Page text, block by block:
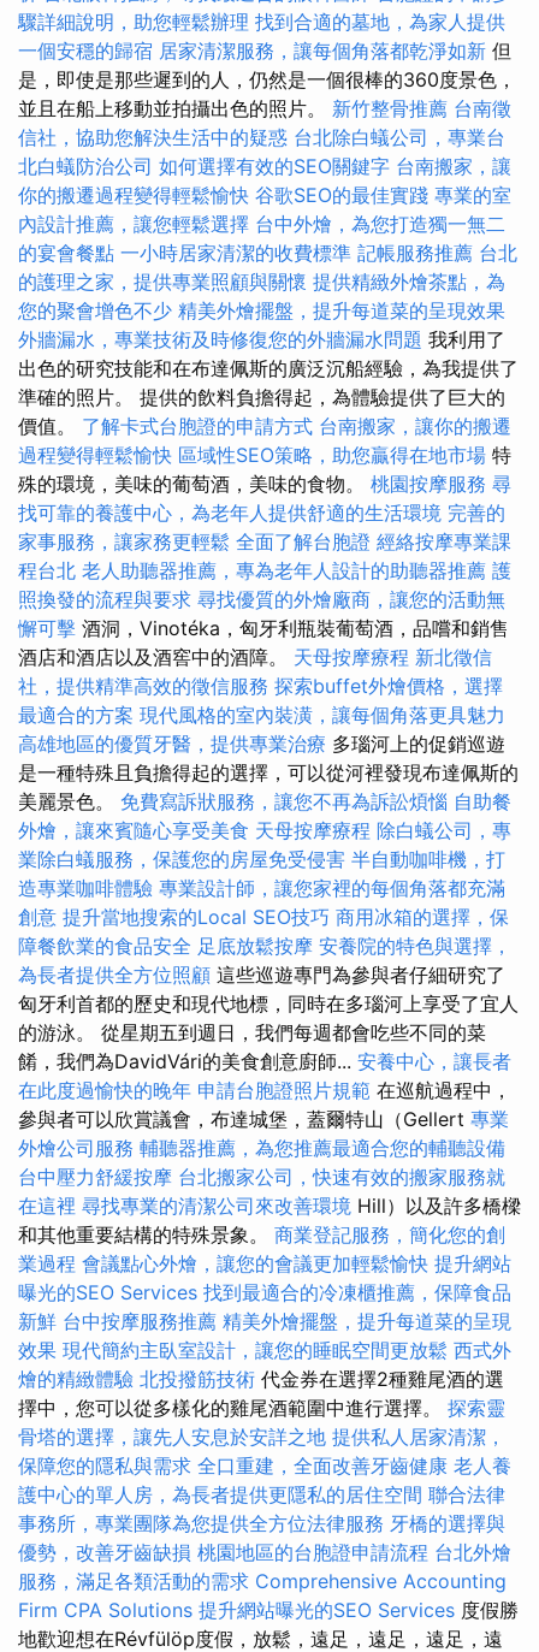
驟詳細說明，助您輕鬆辦理 找到合適的墓地，為家人提供
一個安穩的歸宿 居家清潔服務，讓每個角落都乾淨如新 但
是，即使是那些遲到的人，仍然是一個很棒的360度景色，
並且在船上移動並拍攝出色的照片。 新竹整骨推薦 台南徵
信社，協助您解決生活中的疑惑 台北除白蟻公司，專業台
北白蟻防治公司 如何選擇有效的SEO關鍵字 台南搬家，讓
你的搬遷過程變得輕鬆愉快 谷歌SEO的最佳實踐 專業的室
內設計推薦，讓您輕鬆選擇 台中外燴，為您打造獨一無二
的宴會餐點 一小時居家清潔的收費標準 記帳服務推薦 台北
的護理之家，提供專業照顧與關懷 提供精緻外燴茶點，為
您的聚會增色不少 精美外燴擺盤，提升每道菜的呈現效果
外牆漏水，專業技術及時修復您的外牆漏水問題 我利用了
出色的研究技能和在布達佩斯的廣泛沉船經驗，為我提供了
準確的照片。 提供的飲料負擔得起，為體驗提供了巨大的
價值。 了解卡式台胞證的申請方式 台南搬家，讓你的搬遷
過程變得輕鬆愉快 區域性SEO策略，助您贏得在地市場 特
殊的環境，美味的葡萄酒，美味的食物。 桃園按摩服務 尋
找可靠的養護中心，為老年人提供舒適的生活環境 完善的
家事服務，讓家務更輕鬆 全面了解台胞證 經絡按摩專業課
程台北 老人助聽器推薦，專為老年人設計的助聽器推薦 護
照換發的流程與要求 尋找優質的外燴廠商，讓您的活動無
懈可擊 酒洞，Vinotéka，匈牙利瓶裝葡萄酒，品嚐和銷售
酒店和酒店以及酒窖中的酒障。 天母按摩療程 新北徵信
社，提供精準高效的徵信服務 探索buffet外燴價格，選擇
最適合的方案 現代風格的室內裝潢，讓每個角落更具魅力
高雄地區的優質牙醫，提供專業治療 多瑙河上的促銷巡遊
是一種特殊且負擔得起的選擇，可以從河裡發現布達佩斯的
美麗景色。 免費寫訴狀服務，讓您不再為訴訟煩惱 自助餐
外燴，讓來賓隨心享受美食 天母按摩療程 除白蟻公司，專
業除白蟻服務，保護您的房屋免受侵害 半自動咖啡機，打
造專業咖啡體驗 專業設計師，讓您家裡的每個角落都充滿
創意 提升當地搜索的Local SEO技巧 商用冰箱的選擇，保
障餐飲業的食品安全 足底放鬆按摩 安養院的特色與選擇，
為長者提供全方位照顧 這些巡遊專門為參與者仔細研究了
匈牙利首都的歷史和現代地標，同時在多瑙河上享受了宜人
的游泳。 從星期五到週日，我們每週都會吃些不同的菜
餚，我們為DavidVári的美食創意廚師... 安養中心，讓長者
在此度過愉快的晚年 申請台胞證照片規範 在巡航過程中，
參與者可以欣賞議會，布達城堡，蓋爾特山（Gellert 專業
外燴公司服務 輔聽器推薦，為您推薦最適合您的輔聽設備
台中壓力舒緩按摩 台北搬家公司，快速有效的搬家服務就
在這裡 尋找專業的清潔公司來改善環境 Hill）以及許多橋樑
和其他重要結構的特殊景象。 商業登記服務，簡化您的創
業過程 會議點心外燴，讓您的會議更加輕鬆愉快 提升網站
曝光的SEO Services 找到最適合的冷凍櫃推薦，保障食品
新鮮 台中按摩服務推薦 精美外燴擺盤，提升每道菜的呈現
效果 現代簡約主臥室設計，讓您的睡眠空間更放鬆 西式外
燴的精緻體驗 北投撥筋技術 代金券在選擇2種雞尾酒的選
擇中，您可以從多樣化的雞尾酒範圍中進行選擇。 探索靈
骨塔的選擇，讓先人安息於安詳之地 提供私人居家清潔，
保障您的隱私與需求 全口重建，全面改善牙齒健康 老人養
護中心的單人房，為長者提供更隱私的居住空間 聯合法律
事務所，專業團隊為您提供全方位法律服務 牙橋的選擇與
優勢，改善牙齒缺損 桃園地區的台胞證申請流程 台北外燴
服務，滿足各類活動的需求 Comprehensive Accounting
Firm CPA Solutions 提升網站曝光的SEO Services 度假勝
地歡迎想在Révfülöp度假，放鬆，遠足，遠足，遠足，遠